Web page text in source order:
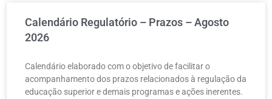
Calendário Regulatório – Prazos – Agosto
2026
Calendário elaborado com o objetivo de facilitar o
acompanhamento dos prazos relacionados à regulação da
educação superior e demais programas e ações inerentes.